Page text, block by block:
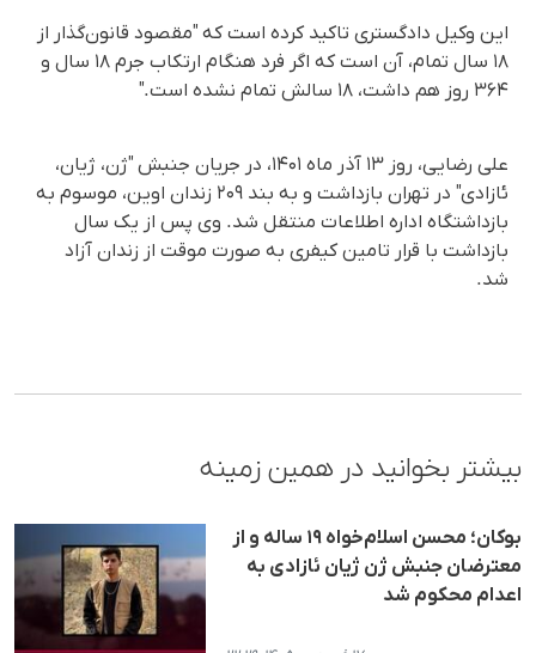
این وکیل دادگستری تاکید کرده است که "مقصود قانون‌گذار از
۱۸ سال تمام، آن است که اگر فرد هنگام ارتکاب جرم ۱۸ سال و
۳۶۴ روز هم داشت، ۱۸ سالش تمام نشده است."
علی رضایی، روز ١٣ آذر ماه ۱۴۰۱، در جریان جنبش "ژن، ژیان،
ئازادی" در تهران بازداشت و به بند ۲۰۹ زندان اوین، موسوم به
بازداشتگاه اداره اطلاعات منتقل شد. وی پس از یک سال
بازداشت با قرار تامین کیفری به صورت موقت از زندان آزاد
شد.
بیشتر بخوانید در همین زمینه
بوکان؛ محسن اسلام‌خواه ۱۹ ساله و از
معترضان جنبش ژن ژیان ئازادی به
اعدام محکوم شد